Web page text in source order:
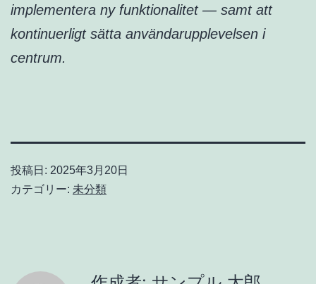
implementera ny funktionalitet — samt att
kontinuerligt sätta användarupplevelsen i
centrum.
投稿日: 2025年3月20日
カテゴリー: 未分類